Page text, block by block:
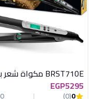
BRST710E مكواة شعر براون
EGP5295
0
(0)
0 تم البيع